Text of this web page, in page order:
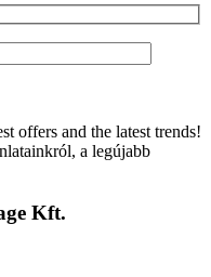
offers and the latest trends!
a legújabb
Kft.